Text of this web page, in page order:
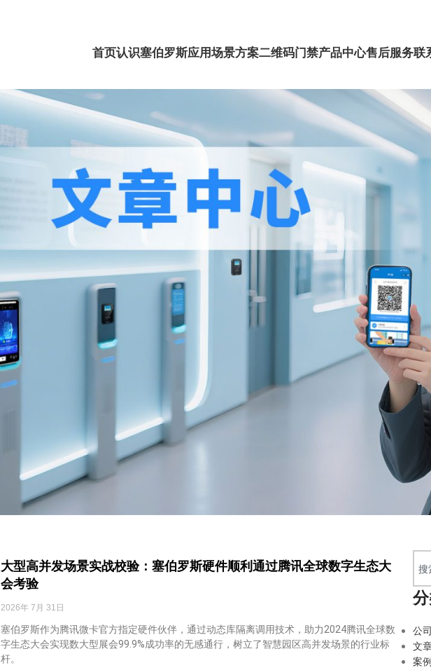
首页认识塞伯罗斯应用场景方案二维码门禁产品中心售后服务联
大型高并发场景实战校验：塞伯罗斯硬件顺利通过腾讯全球数字生态大
会考验
2026年 7月 31日
塞伯罗斯作为腾讯微卡官方指定硬件伙伴，通过动态库隔离调用技术，助力2024腾讯全球数
字生态大会实现数大型展会99.9%成功率的无感通行，树立了智慧园区高并发场景的行业标
杆。
公
文
案